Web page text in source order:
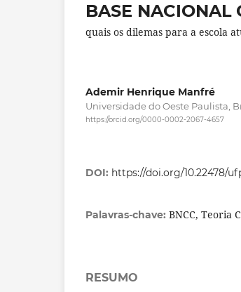
BASE NACIONAL
quais os dilemas para a escola
Ademir Henrique Manfré
Universidade do Oeste Paulista,
https://orcid.org/0000-0002-2067-4657
DOI: https://doi.org/10.22478/
Palavras-chave: BNCC, Teoria
RESUMO